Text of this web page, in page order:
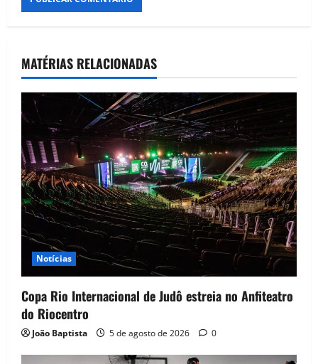
MATÉRIAS RELACIONADAS
Notícias
Copa Rio Internacional de Judô estreia no Anfiteatro
do Riocentro
João Baptista 5 de agosto de 2026 0